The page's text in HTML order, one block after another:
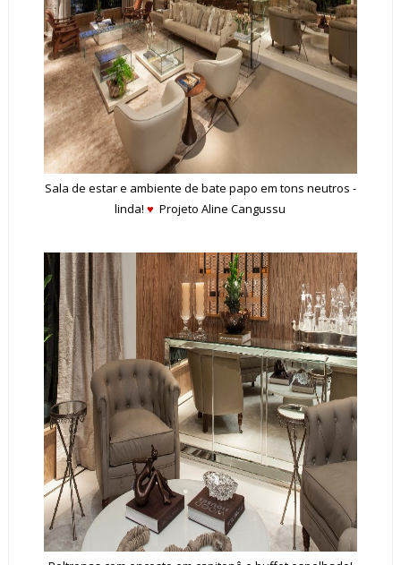
Sala de estar e ambiente de bate papo em tons neutros -
linda!♥ Projeto Aline Cangussu